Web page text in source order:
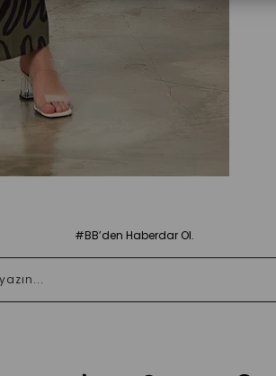
#BB’den Haberdar Ol.